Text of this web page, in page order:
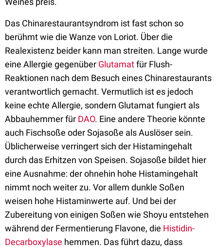
Das Chinarestaurantsyndrom ist fast schon so
berühmt wie die Wanze von Loriot. Über die
Realexistenz beider kann man streiten. Lange wurde
eine Allergie gegenüber Glutamatfür Flush-
Reaktionen nach dem Besuch eines Chinarestaurants
verantwortlich gemacht. Vermutlich ist es jedoch
keine echte Allergie, sondern Glutamat fungiert als
Abbauhemmer für DAO. Eine andere Theorie könnte
auch Fischsoße oder Sojasoße als Auslöser sein.
Üblicherweise verringert sich der Histamingehalt
durch das Erhitzen von Speisen. Sojasoße bildet hier
eine Ausnahme: der ohnehin hohe Histamingehalt
nimmt noch weiter zu. Vor allem dunkle Soßen
weisen hohe Histaminwerte auf. Und bei der
Zubereitung von einigen Soßen wie Shoyu entstehen
während der Fermentierung Flavone, die Histidin-
Decarboxylase hemmen. Das führt dazu, dass